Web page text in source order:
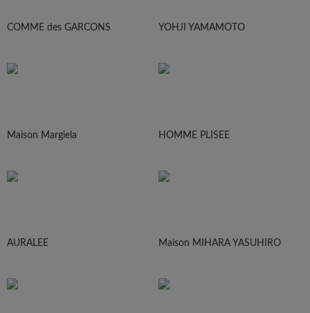
COMME des GARCONS YOHJI YAMAMOTO
Maison Margiela HOMME PLISEE
AURALEE Maison MIHARA YASUHIRO